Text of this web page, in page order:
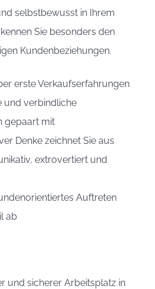
selbstbewusst in Ihrem
Sie besonders den
Kundenbeziehungen.
erste Verkaufserfahrungen
und verbindliche
gepaart mit
Denke zeichnet Sie aus
extrovertiert und
Auftreten
ab
und sicherer Arbeitsplatz in